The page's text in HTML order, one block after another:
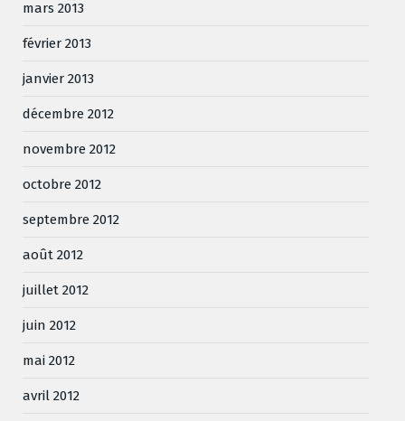
mars 2013
février 2013
janvier 2013
décembre 2012
novembre 2012
octobre 2012
septembre 2012
août 2012
juillet 2012
juin 2012
mai 2012
avril 2012